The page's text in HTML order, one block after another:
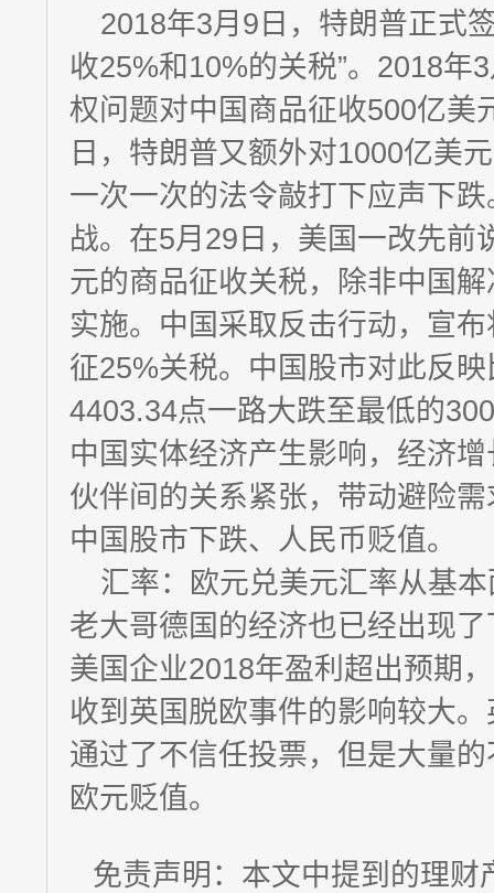
2018年3月9日，特朗普正式
收25%和10%的关税”。2018年
权问题对中国商品征收500亿美
日，特朗普又额外对1000亿美
一次一次的法令敲打下应声下
战。在5月29日，美国一改先前
元的商品征收关税，除非中国
实施。中国采取反击行动，宣
征25%关税。中国股市对此反
4403.34点一路大跌至最低的
中国实体经济产生影响，经济
伙伴间的关系紧张，带动避险
中国股市下跌、人民币贬值。
汇率：欧元兑美元汇率从基
老大哥德国的经济也已经出现
美国企业2018年盈利超出预期
收到英国脱欧事件的影响较大
通过了不信任投票，但是大量
欧元贬值。
免责声明：本文中提到的理